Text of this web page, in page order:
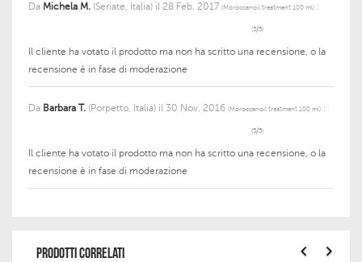
Da Michela M. (Seriate, Italia) il 28 Feb. 2017 (Moroccanoil treatment 100 ml) :
(5/5)
Il cliente ha votato il prodotto ma non ha scritto una recensione, o la
recensione è in fase di moderazione
Da Barbara T. (Porpetto, Italia) il 30 Nov. 2016 (Moroccanoil treatment 100 ml) :
(5/5)
Il cliente ha votato il prodotto ma non ha scritto una recensione, o la
recensione è in fase di moderazione
PRODOTTI CORRELATI